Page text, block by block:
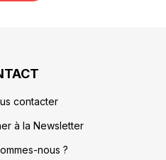
contacter
à la Newsletter
nous ?